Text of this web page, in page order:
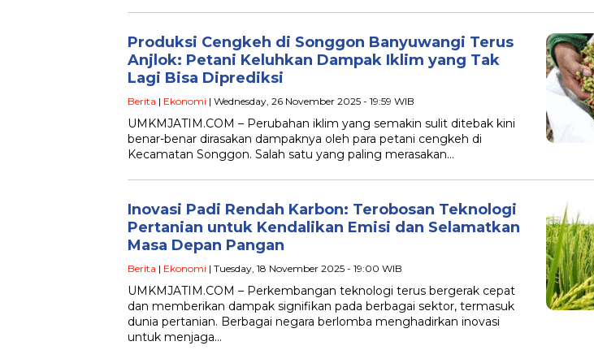
Produksi Cengkeh di Songgon Banyuwangi Terus
Anjlok: Petani Keluhkan Dampak Iklim yang Tak
Lagi Bisa Diprediksi
Berita | Ekonomi | Wednesday, 26 November 2025 - 19:59 WIB
UMKMJATIM.COM – Perubahan iklim yang semakin sulit ditebak kini
benar-benar dirasakan dampaknya oleh para petani cengkeh di
Kecamatan Songgon. Salah satu yang paling merasakan…
Inovasi Padi Rendah Karbon: Terobosan Teknologi
Pertanian untuk Kendalikan Emisi dan Selamatkan
Masa Depan Pangan
Berita | Ekonomi | Tuesday, 18 November 2025 - 19:00 WIB
UMKMJATIM.COM – Perkembangan teknologi terus bergerak cepat
dan memberikan dampak signifikan pada berbagai sektor, termasuk
dunia pertanian. Berbagai negara berlomba menghadirkan inovasi
untuk menjaga…